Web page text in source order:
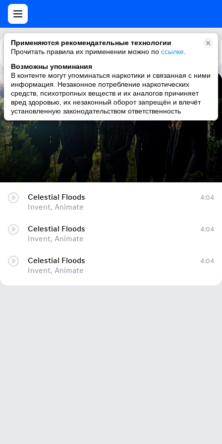
Применяются рекомендательные технологии
Прочитать правила их применении можно по ссылке
Возможны упоминания
В контенте могут упоминаться наркотики и связанная с ними
информация. Незаконное потребление наркотических
средств, психотропных веществ и их аналогов причиняет
вред здоровью, их незаконный оборот запрещён и влечёт
установленную законодательством ответственность
Каталог Рекомендации
Celestial Floods
Invent, Animate
Celestial Floods
Invent, Animate
4:04
Celestial Floods
Invent, Animate
4:04
Celestial Floods
Invent, Animate
4:04